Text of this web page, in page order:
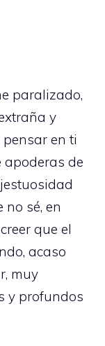
paralizado,
y
en ti
apoderas de
sé, en
que el
acaso
muy
y profundos